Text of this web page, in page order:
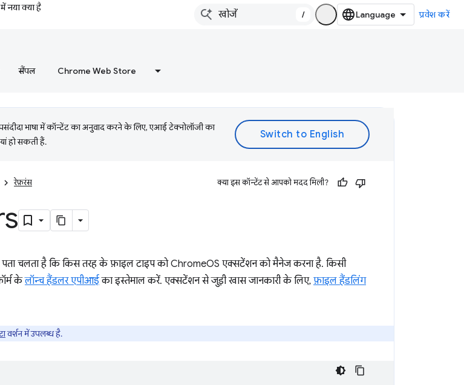
नया क्या है
/ प्रवेश करें
सैंपल Chrome Web Store
भाषा में कॉन्टेंट का अनुवाद करने के लिए, एआई टेक्नोलॉजी का
हो सकती हैं.
रेफ़रंस क्या इस कॉन्टेंट से आपको मदद मिली?
चलता है कि किस तरह के फ़ाइल टाइप को ChromeOS एक्सटेंशन को मैनेज करना है. किसी
केलॉन्च हैंडलर एपीआईका इस्तेमाल करें. एक्सटेंशन से जुड़ी खास जानकारी के लिए, फ़ाइल हैंडलिंग
वर्शन में उपलब्ध है.